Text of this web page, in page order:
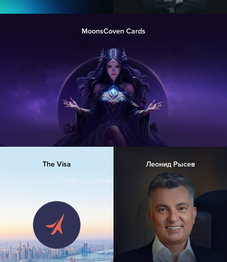
MoonsCoven Cards
The Visa Леонид Рысев